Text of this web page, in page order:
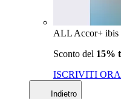
ALL Accor+ ibis
Sconto del 15%
ISCRIVITI ORA
Indietro